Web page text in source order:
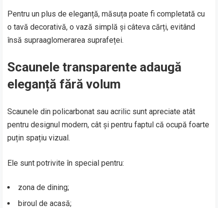
Pentru un plus de eleganță, măsuța poate fi completată cu
o tavă decorativă, o vază simplă și câteva cărți, evitând
însă supraaglomerarea suprafeței.
Scaunele transparente adaugă
eleganță fără volum
Scaunele din policarbonat sau acrilic sunt apreciate atât
pentru designul modern, cât și pentru faptul că ocupă foarte
puțin spațiu vizual.
Ele sunt potrivite în special pentru:
zona de dining;
biroul de acasă;